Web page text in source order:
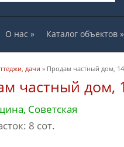
О нас » Каталог объектов »
дачи » Продам частный дом,
частный дом,
Советская
8 сот.